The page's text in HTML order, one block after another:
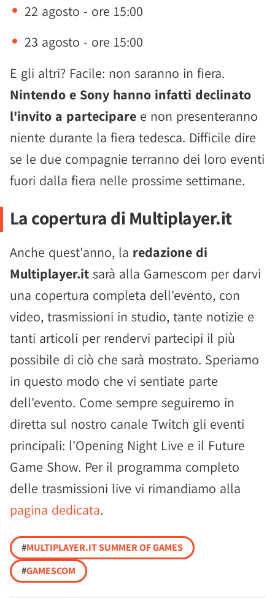
22 agosto - ore 15:00
23 agosto - ore 15:00
E gli altri? Facile: non saranno in fiera.
Nintendo e Sony hanno infatti declinato
l'invito a partecipare e non presenteranno
niente durante la fiera tedesca. Difficile dire
se le due compagnie terranno dei loro eventi
fuori dalla fiera nelle prossime settimane.
La copertura di Multiplayer.it
Anche quest'anno, la redazione di
Multiplayer.it sarà alla Gamescom per darvi
una copertura completa dell'evento, con
video, trasmissioni in studio, tante notizie e
tanti articoli per rendervi partecipi il più
possibile di ciò che sarà mostrato. Speriamo
in questo modo che vi sentiate parte
dell'evento. Come sempre seguiremo in
diretta sul nostro canale Twitch gli eventi
principali: l'Opening Night Live e il Future
Game Show. Per il programma completo
delle trasmissioni live vi rimandiamo alla
pagina dedicata.
#MULTIPLAYER.IT SUMMER OF GAMES
#GAMESCOM